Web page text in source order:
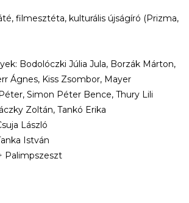
filmesztéta, kulturális újságíró (Prizma,
Bodolóczki Júlia Jula, Borzák Márton,
Ágnes, Kiss Zsombor, Mayer
Simon Péter Bence, Thury Lili
Zoltán, Tankó Erika
László
István
Palimpszeszt